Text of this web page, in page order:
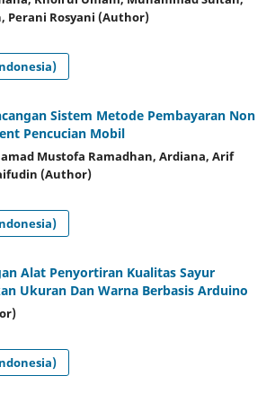
Perani Rosyani (Author)
Sistem Metode Pembayaran Non
Pencucian Mobil
Mustofa Ramadhan, Ardiana, Arif
(Author)
Alat Penyortiran Kualitas Sayur
Ukuran Dan Warna Berbasis Arduino